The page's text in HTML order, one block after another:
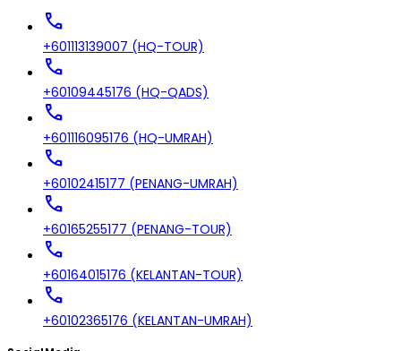
call
+601113139007 (HQ-TOUR)
call
+60109445176 (HQ-QADS)
call
+601116095176 (HQ-UMRAH)
call
+60102415177 (PENANG-UMRAH)
call
+60165255177 (PENANG-TOUR)
call
+60164015176 (KELANTAN-TOUR)
call
+60102365176 (KELANTAN-UMRAH)